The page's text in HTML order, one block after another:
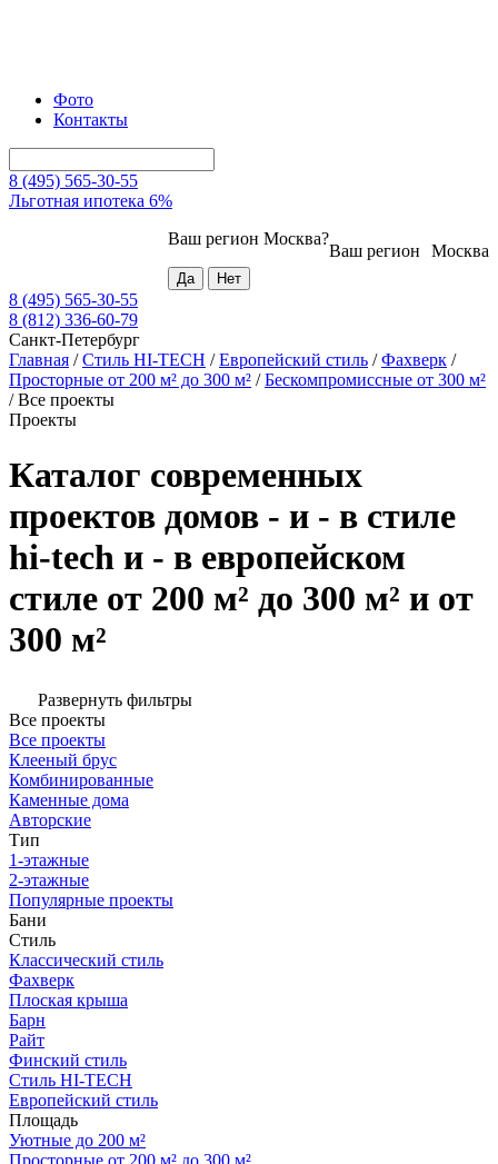
Фото
Контакты
8 (495) 565-30-55
Льготная ипотека 6%
Москва
Ваш регион
Ваш регион Москва?
8 (495) 565-30-55
8 (812) 336-60-79
Санкт-Петербург
Главная /Стиль HI-TECH /Европейский стиль /Фахверк /
Просторные от 200 м² до 300 м² /Бескомпромиссные от 300 м²
/Все проекты
Проекты
Каталог современных
проектов домов - и - в стиле
hi-tech и - в европейском
стиле от 200 м² до 300 м² и от
300 м²
Развернуть фильтры
Все проекты
Все проекты
Клееный брус
Комбинированные
Каменные дома
Авторские
Тип
1-этажные
2-этажные
Популярные проекты
Бани
Стиль
Классический стиль
Фахверк
Плоская крыша
Барн
Райт
Финский стиль
Стиль HI-TECH
Европейский стиль
Площадь
Уютные до 200 м²